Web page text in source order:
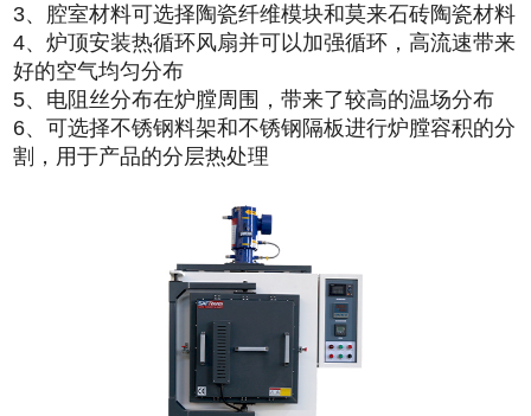
3、腔室材料可选择陶瓷纤维模块和莫来石砖陶瓷材料
4、炉顶安装热循环风扇并可以加强循环，高流速带来
好的空气均匀分布
5、电阻丝分布在炉膛周围，带来了较高的温场分布
6、可选择不锈钢料架和不锈钢隔板进行炉膛容积的分
割，用于产品的分层热处理